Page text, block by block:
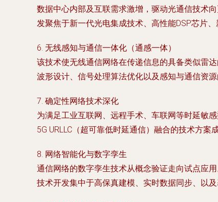
数据中心内部及互联需求激增，驱动光通信技术
发聚焦于新一代光电集成技术、高性能DSP芯片
6. 无线感知与通信一体化（通感一体）
该技术使无线通信网络在传递信息的具备类似雷
波形设计、信号处理算法优化以及感知与通信资
7. 确定性网络技术深化
为满足工业互联网、远程手术、车联网等时延敏
5G URLLC（超可靠低时延通信）融合的技术方案
8. 网络智能化与数字孪生
通信网络的数字孪生技术从概念验证走向试点应
技术开发集中于高保真建模、实时数据同步、以